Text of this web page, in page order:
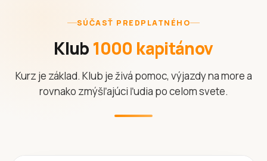
SÚČASŤ PREDPLATNÉHO
Klub 1000 kapitánov
Kurz je základ. Klub je živá pomoc, výjazdy na more a
rovnako zmýšľajúci ľudia po celom svete.